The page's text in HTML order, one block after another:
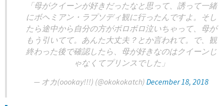
「母がクイーンが好きだったなと思って、誘って一緒
にボヘミアン・ラプソディ観に行ったんですよ。そし
たら途中から自分の方がボロボロ泣いちゃって、母が
もう引いてて。あんた大丈夫？とか言われて。で、観
終わった後で確認したら、母が好きなのはクイーンじ
ゃなくてプリンスでした」
— オカ(oookay!!!) (@okokokatch) December 18, 2018